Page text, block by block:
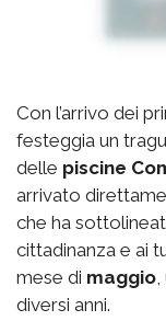
Con l’arrivo dei
festeggia un
delle piscine
arrivato
che ha
cittadinanza e ai
mese di maggio
diversi anni.